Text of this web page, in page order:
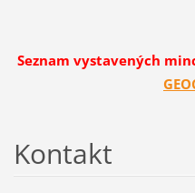
Seznam vystavených
Kontakt